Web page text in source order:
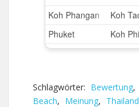
Schlagwörter: Bewertung,
Beach, Meinung, Thailand